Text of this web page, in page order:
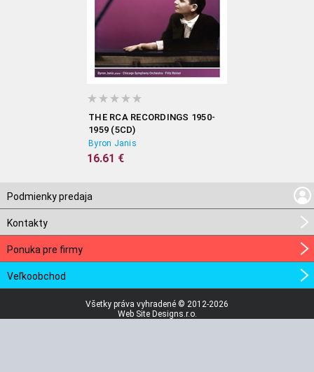
THE RCA RECORDINGS 1950-
1959 (5CD)
Byron Janis
16.61 €
Podmienky predaja
Kontakty
Ponuka pre firmy
Veľkoobchod
Všetky práva vyhradené © 2012-2026
Web Site Designs.r.o.